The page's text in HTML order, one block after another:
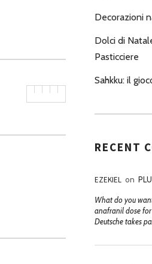
Decorazioni
Dolci di
Pasticciere
Sahkku: il
RECENT
EZEKIEL on
What do you
anafranil dose
Deutsche takes